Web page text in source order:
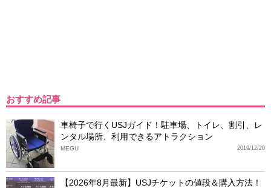
おすすめ記事
車椅子で行くUSJガイド！駐車場、トイレ、割引、レ
ンタル場所、利用できるアトラクション
2019/12/20
MEGU
【2026年8月最新】USJチケットの値段＆購入方法！